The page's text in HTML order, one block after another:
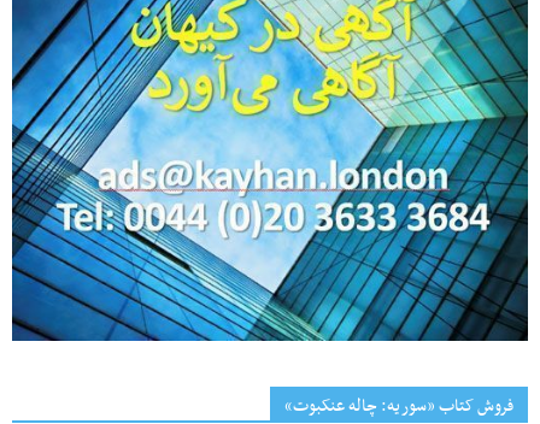
فروش کتاب «سوریه: چاله عنکبوت»